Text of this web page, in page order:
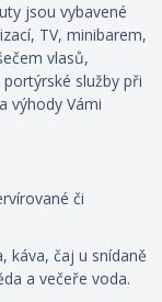
jsou vybavené
TV, minibarem,
vlasů,
služby při
a výhody Vámi
či
káva, čaj u snídaně
a večeře voda.